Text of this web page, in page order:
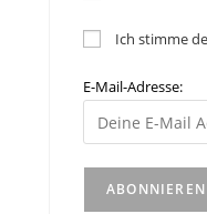
Ich stimme
E-Mail-Adresse: